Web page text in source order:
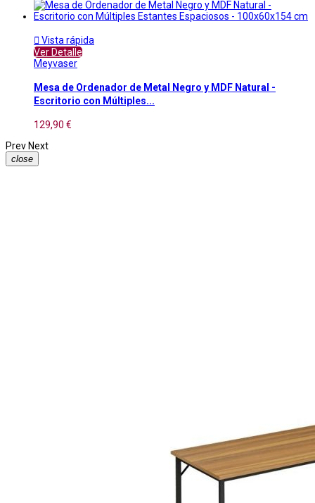
 Vista rápida
Ver Detalle
Meyvaser
Mesa de Ordenador de Metal Negro y MDF Natural -
Escritorio con Múltiples...
129,90 €
Prev Next
close